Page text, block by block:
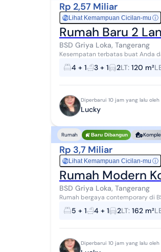
Rp 2,57 Miliar
RpLihat Kemampuan Cicilan-mu ⓘ
Rumah Baru 2
BSD Griya Loka, Tangerang
Kesempatan terbatas buat Anda
Tangerang. Rumah ini
4 + 1 3 + 1 2LT: 120 m²
Diperbarui 10 jam yang lalu oleh
Lucky
Rumah Baru Dibangun
Rp 3,7 Miliar
RpLihat Kemampuan Cicilan-mu ⓘ
Rumah Modern
BSD Griya Loka, Tangerang
Rumah bergaya contemporary di BSD Griya Loka. Dapatkan rumah 2 lantai
pemandangan perkotaan yang
5 + 1 4 + 1 2LT: 162 m²
Diperbarui 10 jam yang lalu oleh